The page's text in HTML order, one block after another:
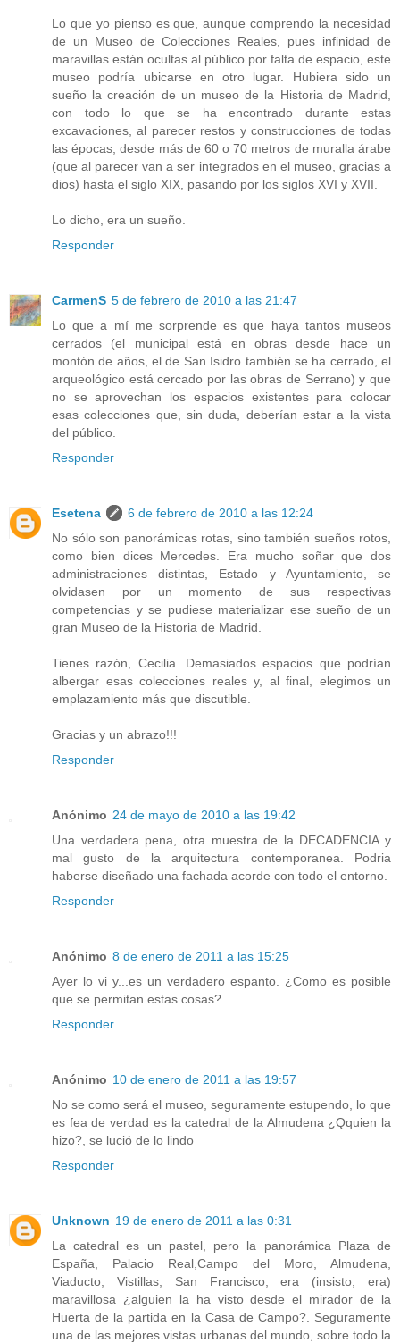
Lo que yo pienso es que, aunque comprendo la necesidad
de un Museo de Colecciones Reales, pues infinidad de
maravillas están ocultas al público por falta de espacio, este
museo podría ubicarse en otro lugar. Hubiera sido un
sueño la creación de un museo de la Historia de Madrid,
con todo lo que se ha encontrado durante estas
excavaciones, al parecer restos y construcciones de todas
las épocas, desde más de 60 o 70 metros de muralla árabe
(que al parecer van a ser integrados en el museo, gracias a
dios) hasta el siglo XIX, pasando por los siglos XVI y XVII.
Lo dicho, era un sueño.
Responder
CarmenS 5 de febrero de 2010 a las 21:47
Lo que a mí me sorprende es que haya tantos museos
cerrados (el municipal está en obras desde hace un
montón de años, el de San Isidro también se ha cerrado, el
arqueológico está cercado por las obras de Serrano) y que
no se aprovechan los espacios existentes para colocar
esas colecciones que, sin duda, deberían estar a la vista
del público.
Responder
Esetena
6 de febrero de 2010 a las 12:24
No sólo son panorámicas rotas, sino también sueños rotos,
como bien dices Mercedes. Era mucho soñar que dos
administraciones distintas, Estado y Ayuntamiento, se
olvidasen por un momento de sus respectivas
competencias y se pudiese materializar ese sueño de un
gran Museo de la Historia de Madrid.
Tienes razón, Cecilia. Demasiados espacios que podrían
albergar esas colecciones reales y, al final, elegimos un
emplazamiento más que discutible.
Gracias y un abrazo!!!
Responder
Anónimo 24 de mayo de 2010 a las 19:42
Una verdadera pena, otra muestra de la DECADENCIA y
mal gusto de la arquitectura contemporanea. Podria
haberse diseñado una fachada acorde con todo el entorno.
Responder
Anónimo 8 de enero de 2011 a las 15:25
Ayer lo vi y...es un verdadero espanto. ¿Como es posible
que se permitan estas cosas?
Responder
Anónimo 10 de enero de 2011 a las 19:57
No se como será el museo, seguramente estupendo, lo que
es fea de verdad es la catedral de la Almudena ¿Qquien la
hizo?, se lució de lo lindo
Responder
Unknown 19 de enero de 2011 a las 0:31
La catedral es un pastel, pero la panorámica Plaza de
España, Palacio Real,Campo del Moro, Almudena,
Viaducto, Vistillas, San Francisco, era (insisto, era)
maravillosa ¿alguien la ha visto desde el mirador de la
Huerta de la partida en la Casa de Campo?. Seguramente
una de las mejores vistas urbanas del mundo, sobre todo la